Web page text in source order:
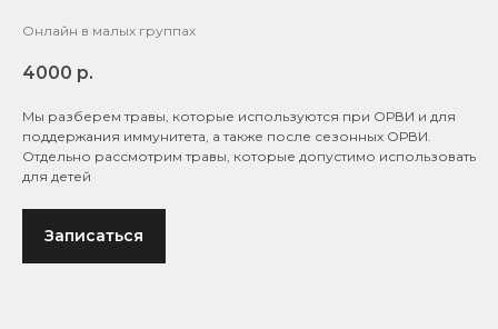
Онлайн в малых группах
4000 р.
Мы разберем травы, которые используются при ОРВИ и для
поддержания иммунитета, а также после сезонных ОРВИ.
Отдельно рассмотрим травы, которые допустимо использовать
для детей
Записаться